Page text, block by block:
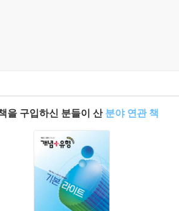
을 구입하신 분들이 산 분야 연관 책